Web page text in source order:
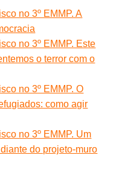
no 3º EMMP. A
no 3º EMMP. Este
o terror com o
no 3º EMMP. O
como agir
no 3º EMMP. Um
do projeto-muro